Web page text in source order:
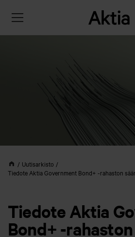
Uutisarkisto
Tiedote Aktia Government Bond+ -rahaston
Tiedote Aktia
Bond+ -rahaston